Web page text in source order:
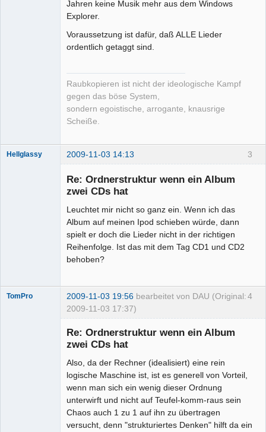
Jahren keine Musik mehr aus dem Windows
Explorer.
Voraussetzung ist dafür, daß ALLE Lieder
ordentlich getaggt sind.
Raubkopieren ist nicht der ideologische Kampf
gegen das böse System,
sondern egoistische, arrogante, knausrige
Scheiße.
3
Hellglassy 2009-11-03 14:13
Re: Ordnerstruktur wenn ein Album
zwei CDs hat
Leuchtet mir nicht so ganz ein. Wenn ich das
Album auf meinen Ipod schieben würde, dann
spielt er doch die Lieder nicht in der richtigen
Reihenfolge. Ist das mit dem Tag CD1 und CD2
behoben?
4
TomPro 2009-11-03 19:56 bearbeitet von DAU (Original:
2009-11-03 17:37)
Re: Ordnerstruktur wenn ein Album
zwei CDs hat
Also, da der Rechner (idealisiert) eine rein
logische Maschine ist, ist es generell von Vorteil,
wenn man sich ein wenig dieser Ordnung
unterwirft und nicht auf Teufel-komm-raus sein
Chaos auch 1 zu 1 auf ihn zu übertragen
versucht, denn "strukturiertes Denken" hilft da ein